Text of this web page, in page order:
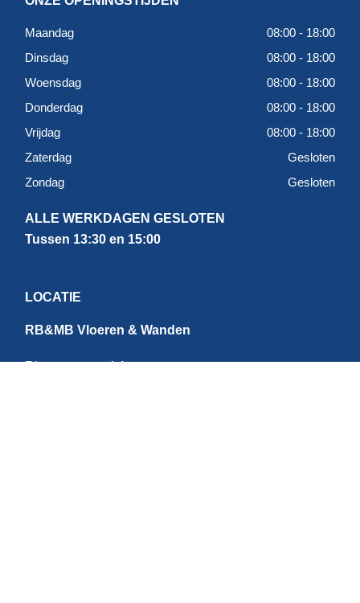
Maandag
08:00 - 18:00
Dinsdag
08:00 - 18:00
Woensdag
08:00 - 18:00
Donderdag
08:00 - 18:00
Vrijdag
08:00 - 18:00
Zaterdag
Gesloten
Zondag
Gesloten
ALLE WERKDAGEN GESLOTEN
Tussen 13:30 en 15:00
LOCATIE
RB&MB Vloeren & Wanden
Ringvaartweg 4-1